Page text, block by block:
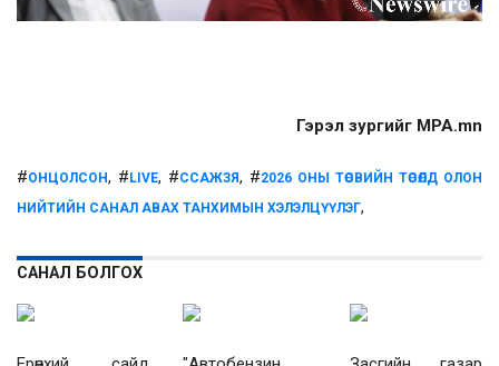
Гэрэл зургийг MPA.mn
#ОНЦОЛСОН, #LIVE, #ССАЖЗЯ, #2026 ОНЫ ТӨСВИЙН ТӨСӨЛД ОЛОН
НИЙТИЙН САНАЛ АВАХ ТАНХИМЫН ХЭЛЭЛЦҮҮЛЭГ,
САНАЛ БОЛГОХ